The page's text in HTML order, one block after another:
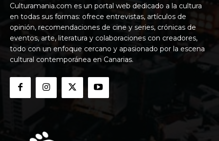
Culturamania.com es un portal web dedicado a la cultura
en todas sus formas: ofrece entrevistas, artículos de
opinión, recomendaciones de cine y series, crónicas de
eventos, arte, literatura y colaboraciones con creadores,
todo con un enfoque cercano y apasionado por la escena
cultural contemporánea en Canarias.